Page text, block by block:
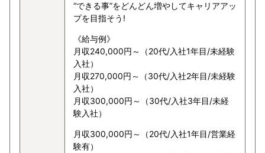
“できる事”をどんどん増やしてキャリアアッ
プを目指そう!
《給与例》
月収240,000円～（20代/入社1年目/未経験
入社）
月収270,000円～（30代/入社2年目/未経験
入社）
月収300,000円～（30代/入社3年目/未経
験入社）
月収300,000円～（20代/入社1年目/営業経
験有）